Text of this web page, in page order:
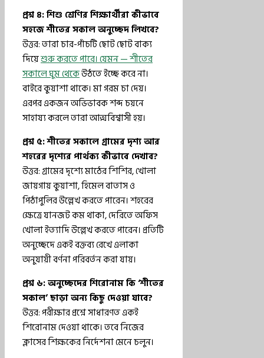
প্রশ্ন ৪: শিশু শ্রেণির শিক্ষার্থীরা কীভাবে
সহজে শীতের সকাল অনুচ্ছেদ লিখবে?
উত্তর: তারা চার-পাঁচটি ছোট ছোট বাক্য
দিয়েশুরু করতে পারে। যেমন — শীতের
সকালে ঘুম থেকেউঠতে ইচ্ছে করে না।
বাইরে কুয়াশা থাকে। মা গরম চা দেয়।
এরপর একজন অভিভাবক শব্দ চয়নে
সাহায্য করলে তারা আত্মবিশ্বাসী হয়।
প্রশ্ন ৫: শীতের সকালে গ্রামের দৃশ্য আর
শহরের দৃশ্যের পার্থক্য কীভাবে দেখাব?
উত্তর: গ্রামের দৃশ্যে মাঠের শিশির, খোলা
জায়গায় কুয়াশা, হিমেল বাতাস ও
পিঠাপুলির উল্লেখ করতে পারেন। শহরের
ক্ষেত্রে যানজট কম থাকা, দেরিতে অফিস
খোলা ইত্যাদি উল্লেখ করতে পারেন। প্রতিটি
অনুচ্ছেদে একই বক্তব্য রেখে এলাকা
অনুযায়ী বর্ণনা পরিবর্তন করা যায়।
প্রশ্ন ৬: অনুচ্ছেদের শিরোনাম কি ‘শীতের
সকাল’ ছাড়া অন্য কিছু দেওয়া যাবে?
উত্তর: পরীক্ষার প্রশ্নে সাধারণত একই
শিরোনাম দেওয়া থাকে। তবে নিজের
ক্লাসের শিক্ষকের নির্দেশনা মেনে চলুন।